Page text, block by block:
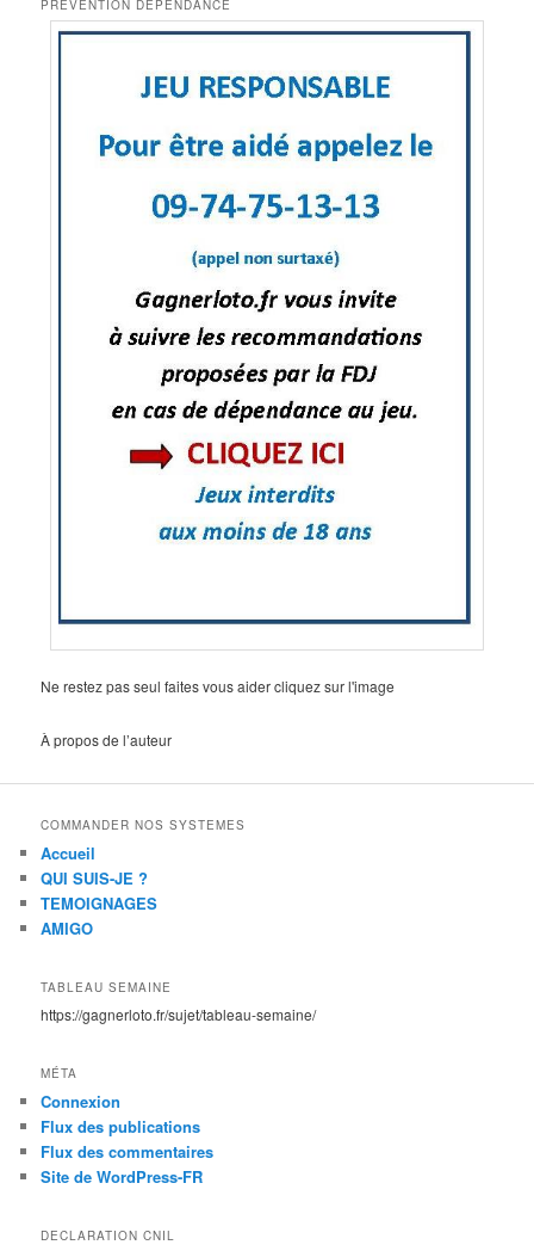
PRÉVENTION DÉPENDANCE
Ne restez pas seul faites vous aider cliquez sur l'image
À propos de l’auteur
COMMANDER NOS SYSTEMES
Accueil
QUI SUIS-JE ?
TEMOIGNAGES
AMIGO
TABLEAU SEMAINE
https://gagnerloto.fr/sujet/tableau-semaine/
MÉTA
Connexion
Flux des publications
Flux des commentaires
Site de WordPress-FR
DECLARATION CNIL